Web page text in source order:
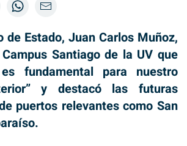
de Estado, Juan Carlos Muñoz,
Santiago de la UV que
fundamental para nuestro
y destacó las futuras
puertos relevantes como San